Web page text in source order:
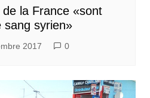
la France «sont
sang syrien»
2017 0